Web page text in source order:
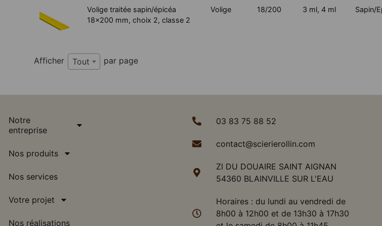
Volige traitée sapin/épicéa
18x200 mm, choix 2, classe 2
Volige 18/200 3 ml, 4 ml Sapin/
Afficher Tout par page
Notre
entreprise
Nos produits
Nos services
Votre projet
Nos réalisations
03 83 75 88 52
contact@scierierollin.com
ZI DU DOUAIRE SAINT AIGNAN
54360 BLAINVILLE SUR L'EAU
Horaires : du lundi au vendredi de
8h00 à 12h00 et de 13h30 à 17h30